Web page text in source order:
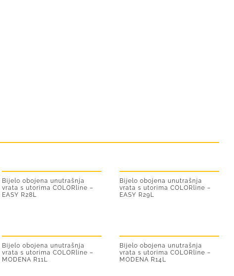
Bijelo obojena unutrašnja
vrata s utorima COLORline –
EASY R28L
Bijelo obojena unutrašnja
vrata s utorima COLORline –
EASY R29L
Bijelo obojena unutrašnja
vrata s utorima COLORline –
MODENA R11L
Bijelo obojena unutrašnja
vrata s utorima COLORline –
MODENA R14L